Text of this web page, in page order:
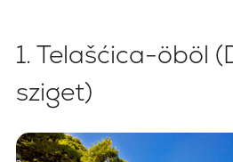
1. Telašćica-öböl
sziget)